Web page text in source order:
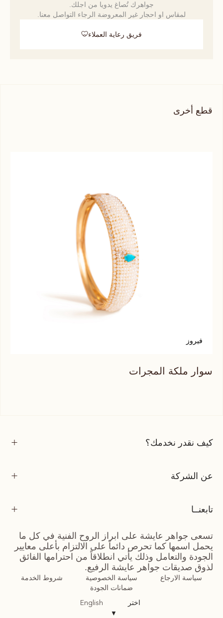
جواهرك تُصاغ يدويا من اجلك.
لمقاس او احجار غير المعروضة الرجاء التواصل معنا.
فريق رعاية العملاء
قطع أخرى
فيروز
سوار ملكة المجرات
كيف نقدر نخدمك؟
عن الشركة
تابعنــا
تسعى جواهر عايشة على ابراز الروح الفنية في كل ما
يحمل اسمها كما تحرص دائماً على الالتزام بأعلى معايير
الجودة والتعامل وذلك يأتي انطلاقاً من احترامها الفائق
لذوق صديقات جواهر عايشة الرفيع.
سياسة الارجاع سياسة الخصوصية
شروط الخدمة
ضمانات الجودة
اختر
▼
English